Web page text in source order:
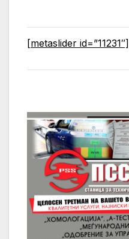
[metaslider id=”11231″]